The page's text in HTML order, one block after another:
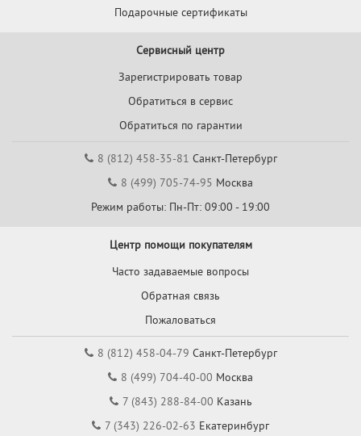
Подарочные сертификаты
Сервисный центр
Зарегистрировать товар
Обратиться в сервис
Обратиться по гарантии
8 (812) 458-35-81 Санкт-Петербург
8 (499) 705-74-95 Москва
Режим работы: Пн-Пт: 09:00 - 19:00
Центр помощи покупателям
Часто задаваемые вопросы
Обратная связь
Пожаловаться
8 (812) 458-04-79 Санкт-Петербург
8 (499) 704-40-00 Москва
7 (843) 288-84-00 Казань
7 (343) 226-02-63 Екатеринбург